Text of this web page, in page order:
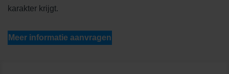
karakter krijgt.
Meer informatie aanvragen